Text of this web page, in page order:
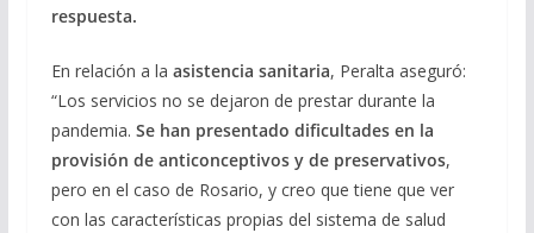
respuesta.
En relación a la asistencia sanitaria, Peralta aseguró:
“Los servicios no se dejaron de prestar durante la
pandemia. Se han presentado dificultades en la
provisión de anticonceptivos y de preservativos,
pero en el caso de Rosario, y creo que tiene que ver
con las características propias del sistema de salud